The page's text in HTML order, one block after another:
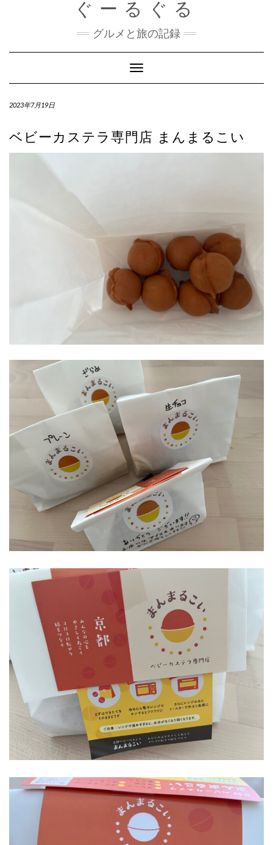
ぐーるぐる
グルメと旅の記録
Toggle
Navigation
2023年7月19日
ベビーカステラ専門店 まんまるこい